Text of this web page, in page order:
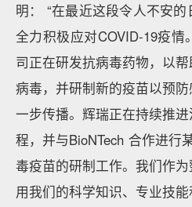
明： “在最近这段令人不安
全力积极应对COVID-19疫
司正在研发抗病毒药物，以
病毒，并研制新的疫苗以预
一步传播。辉瑞正在持续推
程，并与BioNTech 合作进行
毒疫苗的研制工作。我们作
用我们的科学知识、专业技